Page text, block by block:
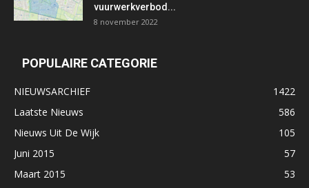
vuurwerkverbod...
8 november 2022
POPULAIRE CATEGORIE
NIEUWSARCHIEF
1422
Laatste Nieuws
586
Nieuws Uit De Wijk
105
Juni 2015
57
Maart 2015
53